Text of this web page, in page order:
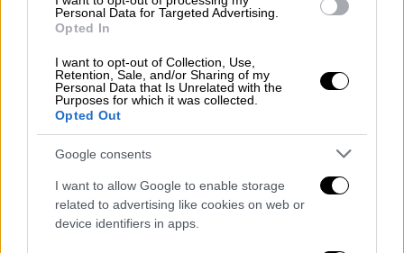
Personal Data for Targeted Advertising.
Opted In
I want to opt-out of Collection, Use,
Retention, Sale, and/or Sharing of my
Personal Data that Is Unrelated with the
Purposes for which it was collected.
Opted Out
Google consents
I want to allow Google to enable storage
related to advertising like cookies on web or
device identifiers in apps.
βε) του επιδόματος νόσου και ανικανότητας
των συνταξιούχων του Δημοσίου, του
άρθρου 54 του π.δ. 169/2007 (Α΄ 210),
βστ) του εξωιδρυματικού επιδόματος του
άρθρου 42 του ν. 1140/1981 (Α΄ 68), τα οποία
επιδόματα των υποπερ. βδ), βε) και βστ)
χορηγούνται από τον e-Ε.Φ.Κ.Α.,
βζ) των επιδομάτων των άρθρων 54Α του